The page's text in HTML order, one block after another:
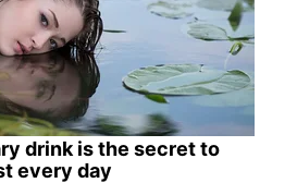
drink is the secret to
every day